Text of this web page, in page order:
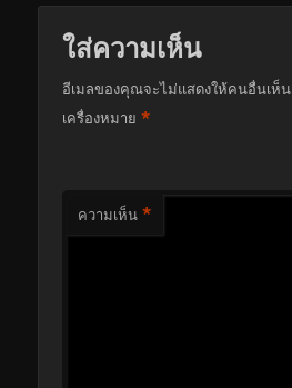
ใส่ความเห็น
อีเมลของคุณจะไม่แสดงให้คนอื่นเห็น
เครื่องหมาย*
ความเห็น *